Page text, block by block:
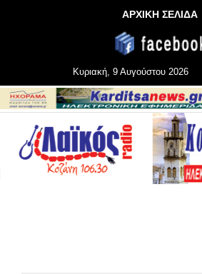
ΑΡΧΙΚΗ ΣΕΛΙΔΑ
Κυριακή, 9 Αυγούστου 2026